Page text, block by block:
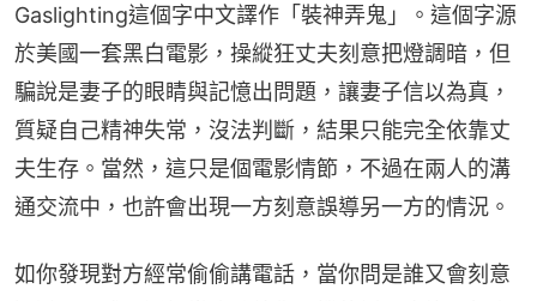
Gaslighting這個字中文譯作「裝神弄鬼」。這個字源
於美國一套黑白電影，操縱狂丈夫刻意把燈調暗，但
騙說是妻子的眼睛與記憶出問題，讓妻子信以為真，
質疑自己精神失常，沒法判斷，結果只能完全依靠丈
夫生存。當然，這只是個電影情節，不過在兩人的溝
通交流中，也許會出現一方刻意誤導另一方的情況。
如你發現對方經常偷偷講電話，當你問是誰又會刻意